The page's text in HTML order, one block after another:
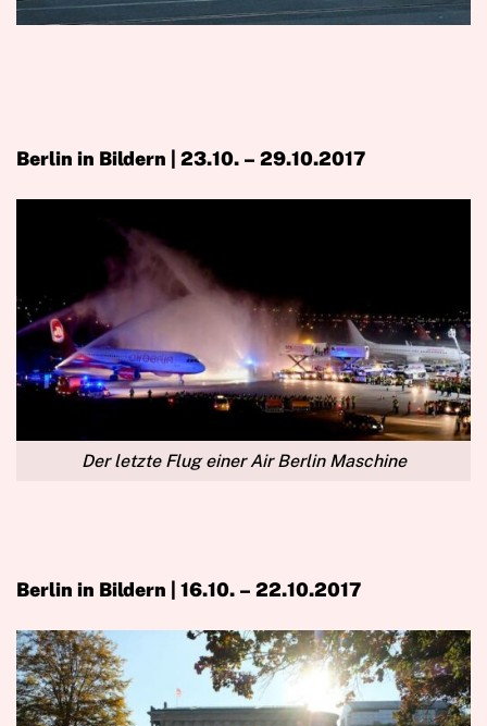
Berlin in Bildern | 23.10. – 29.10.2017
Der letzte Flug einer Air Berlin Maschine
Berlin in Bildern | 16.10. – 22.10.2017